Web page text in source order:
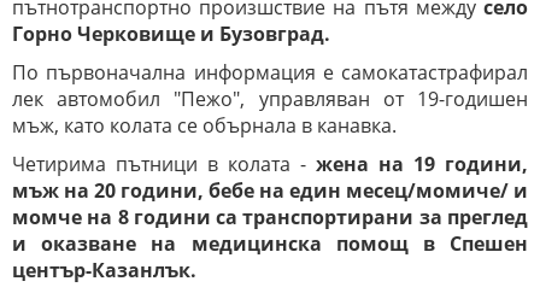
пътнотранспортно произшствие на пътя между село
Горно Черковище и Бузовград.
По първоначална информация е самокатастрафирал
лек автомобил "Пежо", управляван от 19-годишен
мъж, като колата се обърнала в канавка.
Четирима пътници в колата - жена на 19 години,
мъж на 20 години, бебе на един месец/момиче/ и
момче на 8 години са транспортирани за преглед
и оказване на медицинска помощ в Спешен
център-Казанлък.